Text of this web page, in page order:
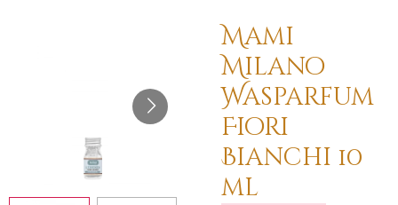
Mami
Milano
Wasparfum
Fiori
Bianchi 10
ml